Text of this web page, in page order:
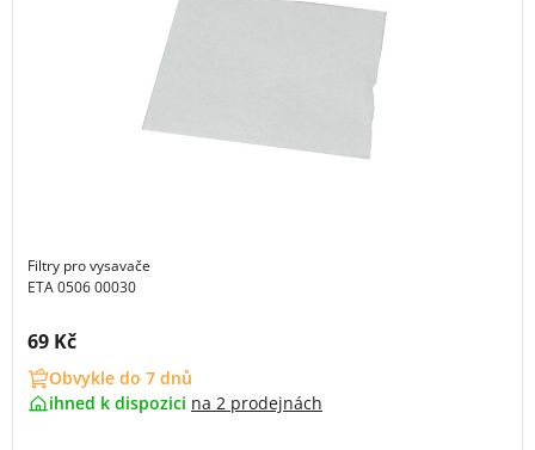
Filtry pro vysavače
ETA 0506 00030
Cena s DPH:
69 Kč
Obvykle do 7 dnů
ihned k dispozici na 2 prodejnách